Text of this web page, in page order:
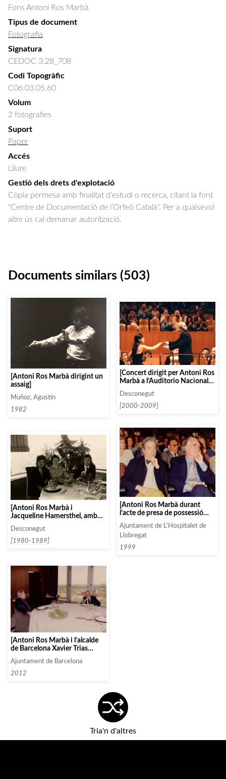
Fons Antoni Ros Marbà
Tipus de document
Fotografia
Signatura
CEDOC 3.28_708
Codi Topogràfic
C06.03.05.60
Volum
2 fotografies
Suport
Paper
Accés
Lliure
Gestió dels drets d'explotació
Còpia permesa amb finalitat d'estudi o recerca, citant la font
"Centre de Documentació de l’Orfeó Català". Per a qualsevol
altre ús cal demanar autorització.
Documents similars (503)
[Antoni Ros Marbà dirigint un
assaig]
Muñoz, Agustín
1982
[Concert dirigit per Antoni Ros
Marbà a l’Auditorio Nacional
Desconegut
[2000-2009]
[Antoni Ros Marbà i
Jacqueline Hamersthel, amb
Desconegut
[1980-1989]
[Antoni Ros Marbà durant
l’acte de presa de possessió
d’una nova nova corporació al
Saló de Plens de l’Ajuntament
de L’Hospitalet]
Ajuntament de L'Hospitalet de
Llobregat
1999
[Antoni Ros Marbà i l’alcalde
de Barcelona Xavier Trias
Ajuntament de Barcelona
2012
Tria'n d'altres